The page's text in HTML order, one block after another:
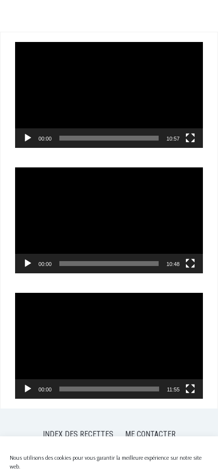
Nous utilisons des cookies pour vous garantir la meilleure expérience sur notre site
web.
00:00 10:57
00:00 10:48
00:00 11:55
INDEX DES RECETTES
ME CONTACTER